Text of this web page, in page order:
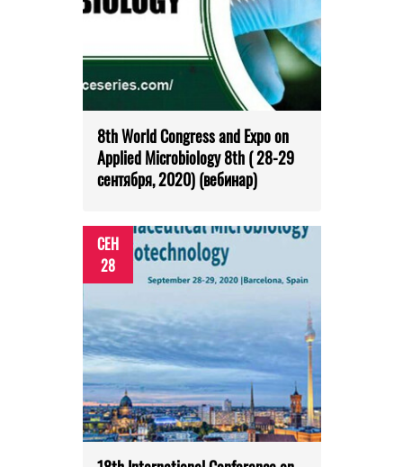
8th World Congress and Expo on
Applied Microbiology 8th ( 28-29
сентября, 2020) (вебинар)
СЕН
28